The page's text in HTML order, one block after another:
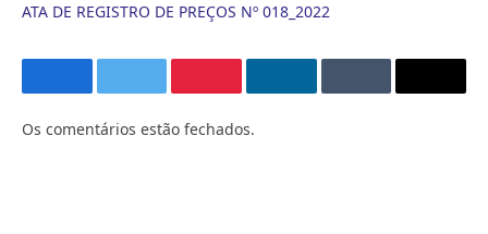
ATA DE REGISTRO DE PREÇOS Nº 018_2022
FacebookTwitter PinterestO
Tumblr E-
Os comentários estão fechados.